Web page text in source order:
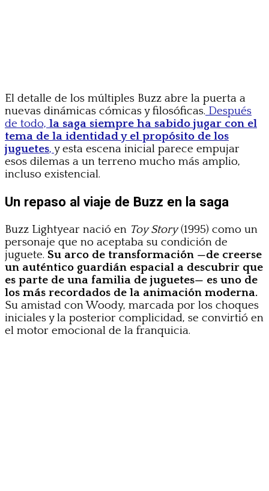
El detalle de los múltiples Buzz abre la puerta a
nuevas dinámicas cómicas y filosóficas. Después
de todo, la saga siempre ha sabido jugar con el
tema de la identidad y el propósito de los
juguetes, y esta escena inicial parece empujar
esos dilemas a un terreno mucho más amplio,
incluso existencial.
Un repaso al viaje de Buzz en la saga
Buzz Lightyear nació en Toy Story(1995) como un
personaje que no aceptaba su condición de
juguete. Su arco de transformación —de creerse
un auténtico guardián espacial a descubrir que
es parte de una familia de juguetes— es uno de
los más recordados de la animación moderna.
Su amistad con Woody, marcada por los choques
iniciales y la posterior complicidad, se convirtió en
el motor emocional de la franquicia.